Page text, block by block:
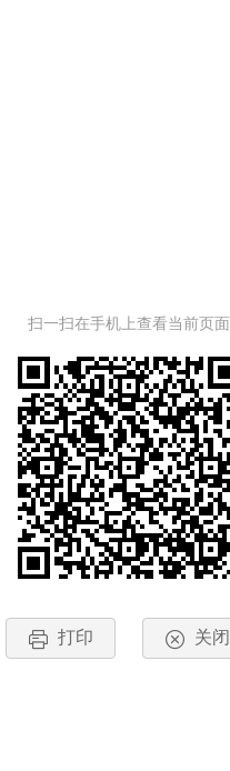
扫一扫在手机上查看当前页面
打印 关闭